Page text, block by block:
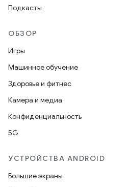
Подкасты
ОБЗОР
Игры
Машинное обучение
Здоровье и фитнес
Камера и медиа
Конфиденциальность
5G
УСТРОЙСТВА ANDROID
Большие экраны